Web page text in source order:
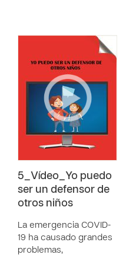
5_Vídeo_Yo puedo
ser un defensor de
otros niños
La emergencia COVID-
19 ha causado grandes
problemas,